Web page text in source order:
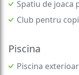
Club pentru
Piscina exterioara
Piscina deschisa